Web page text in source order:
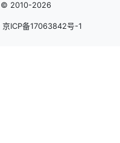
© 2010-2026
京ICP备17063842号-1